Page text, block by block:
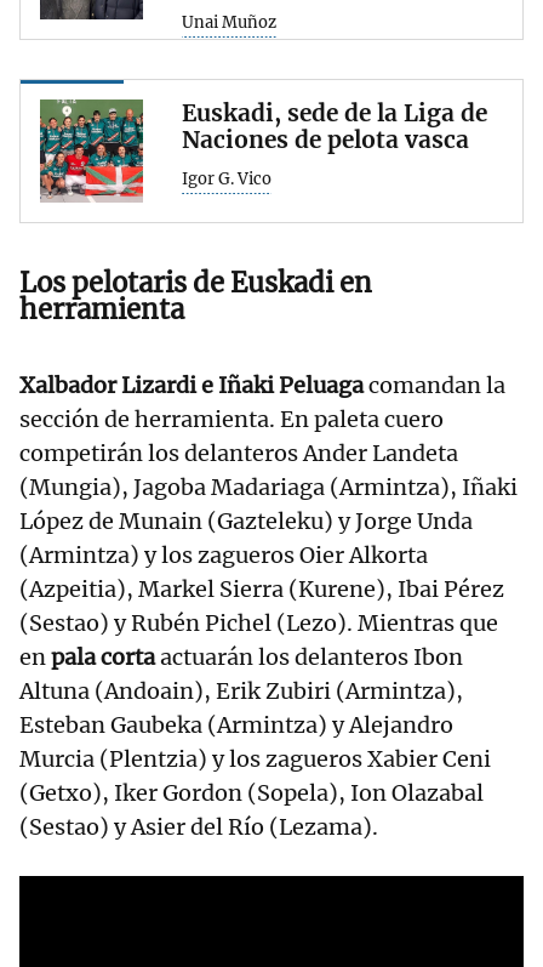
Unai Muñoz
Euskadi, sede de la Liga de
Naciones de pelota vasca
Igor G. Vico
Los pelotaris de Euskadien
herramienta
Xalbador Lizardi e Iñaki Peluagacomandan la
sección de herramienta. En paleta cuero
competirán los delanteros Ander Landeta
(Mungia), Jagoba Madariaga (Armintza), Iñaki
López de Munain (Gazteleku) y Jorge Unda
(Armintza) y los zagueros Oier Alkorta
(Azpeitia), Markel Sierra (Kurene), Ibai Pérez
(Sestao) y Rubén Pichel (Lezo). Mientras que
enpala cortaactuarán los delanteros Ibon
Altuna (Andoain), Erik Zubiri (Armintza),
Esteban Gaubeka (Armintza) y Alejandro
Murcia (Plentzia) y los zagueros Xabier Ceni
(Getxo), Iker Gordon (Sopela), Ion Olazabal
(Sestao) y Asier del Río (Lezama).